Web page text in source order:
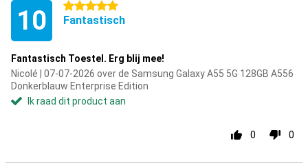
10 5 sterren
Fantastisch
Fantastisch Toestel. Erg blij mee!
Nicolé | 07-07-2026 over de Samsung Galaxy A55 5G 128GB A556
Donkerblauw Enterprise Edition
Ik raad dit product aan
0 0